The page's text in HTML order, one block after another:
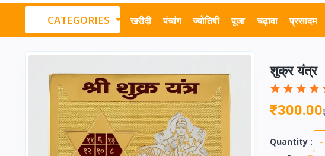
CATEGORIES खरीदी पंचांग ज्योतिषी पूजा चढ़ावा प्रसादम
शुक्र यंत्र
₹300.00
Quantity : -